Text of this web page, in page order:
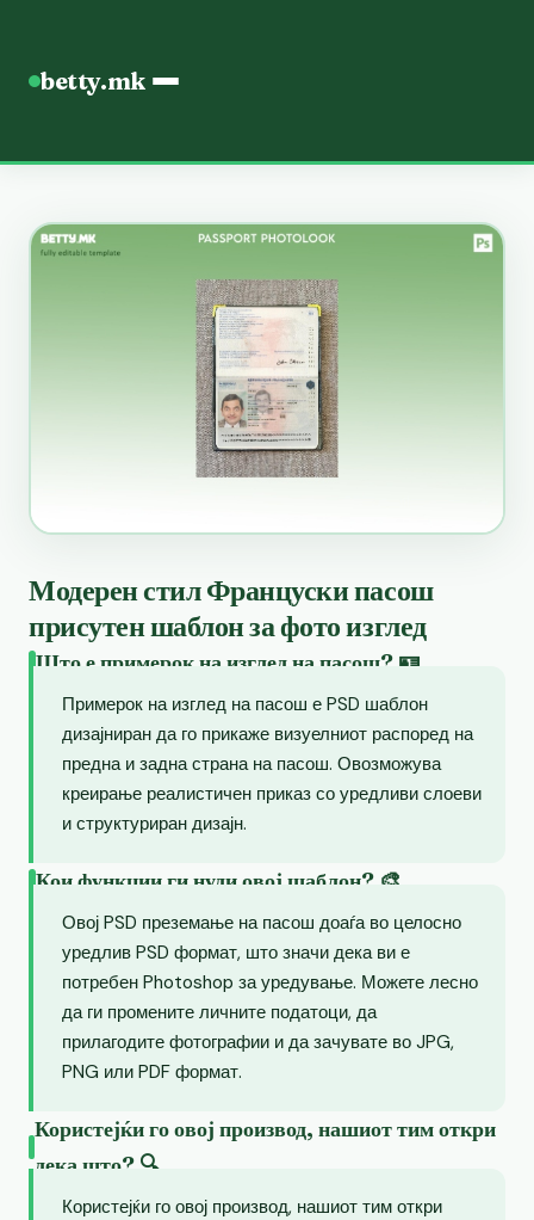
betty.mk
Модерен стил Француски пасош
присутен шаблон за фото изглед
Што е примерок на изглед на пасош? 🪪
Примерок на изглед на пасош е PSD шаблон
дизајниран да го прикаже визуелниот распоред на
предна и задна страна на пасош. Овозможува
креирање реалистичен приказ со уредливи слоеви
и структуриран дизајн.
Кои функции ги нуди овој шаблон? 🎨
Овој PSD преземање на пасош доаѓа во целосно
уредлив PSD формат, што значи дека ви е
потребен Photoshop за уредување. Можете лесно
да ги промените личните податоци, да
прилагодите фотографии и да зачувате во JPG,
PNG или PDF формат.
Користејќи го овој производ, нашиот тим откри
дека што? 🔍
Користејќи го овој производ, нашиот тим откри